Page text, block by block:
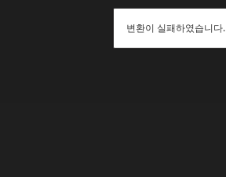
변환이 실패하였습니다.